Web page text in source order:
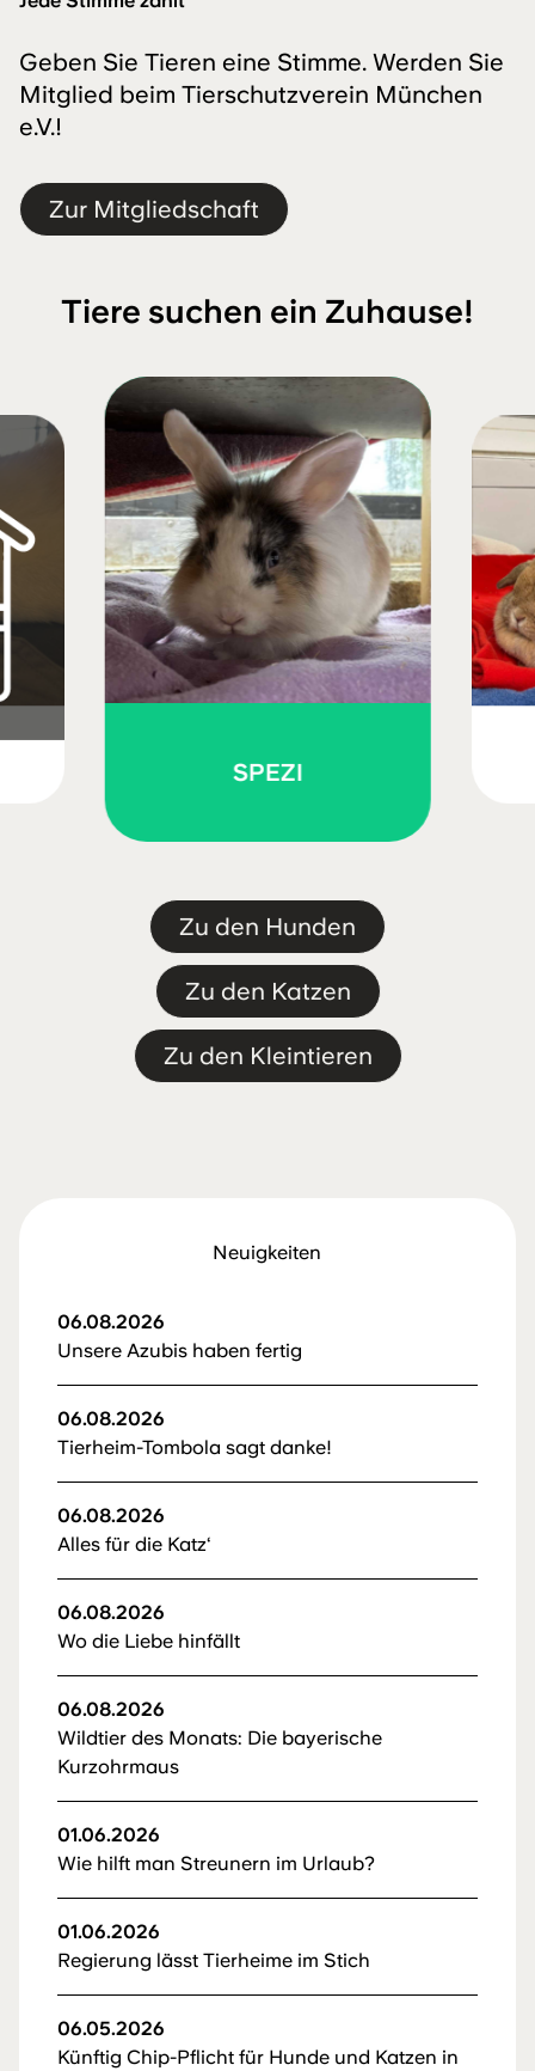
Geben Sie Tieren eine Stimme. Werden Sie
Mitglied beim Tierschutzverein München
e.V.!
Zur Mitgliedschaft
Tiere suchen ein Zuhause!
Ich habe feste
Interessenten
SPEZI
Zu den Hunden
Zu den Katzen
Zu den Kleintieren
Neuigkeiten
06.08.2026
Unsere Azubis haben fertig
06.08.2026
Tierheim-Tombola sagt danke!
06.08.2026
Alles für die Katz‘
06.08.2026
Wo die Liebe hinfällt
06.08.2026
Wildtier des Monats: Die bayerische
Kurzohrmaus
01.06.2026
Wie hilft man Streunern im Urlaub?
01.06.2026
Regierung lässt Tierheime im Stich
06.05.2026
Künftig Chip-Pflicht für Hunde und Katzen in